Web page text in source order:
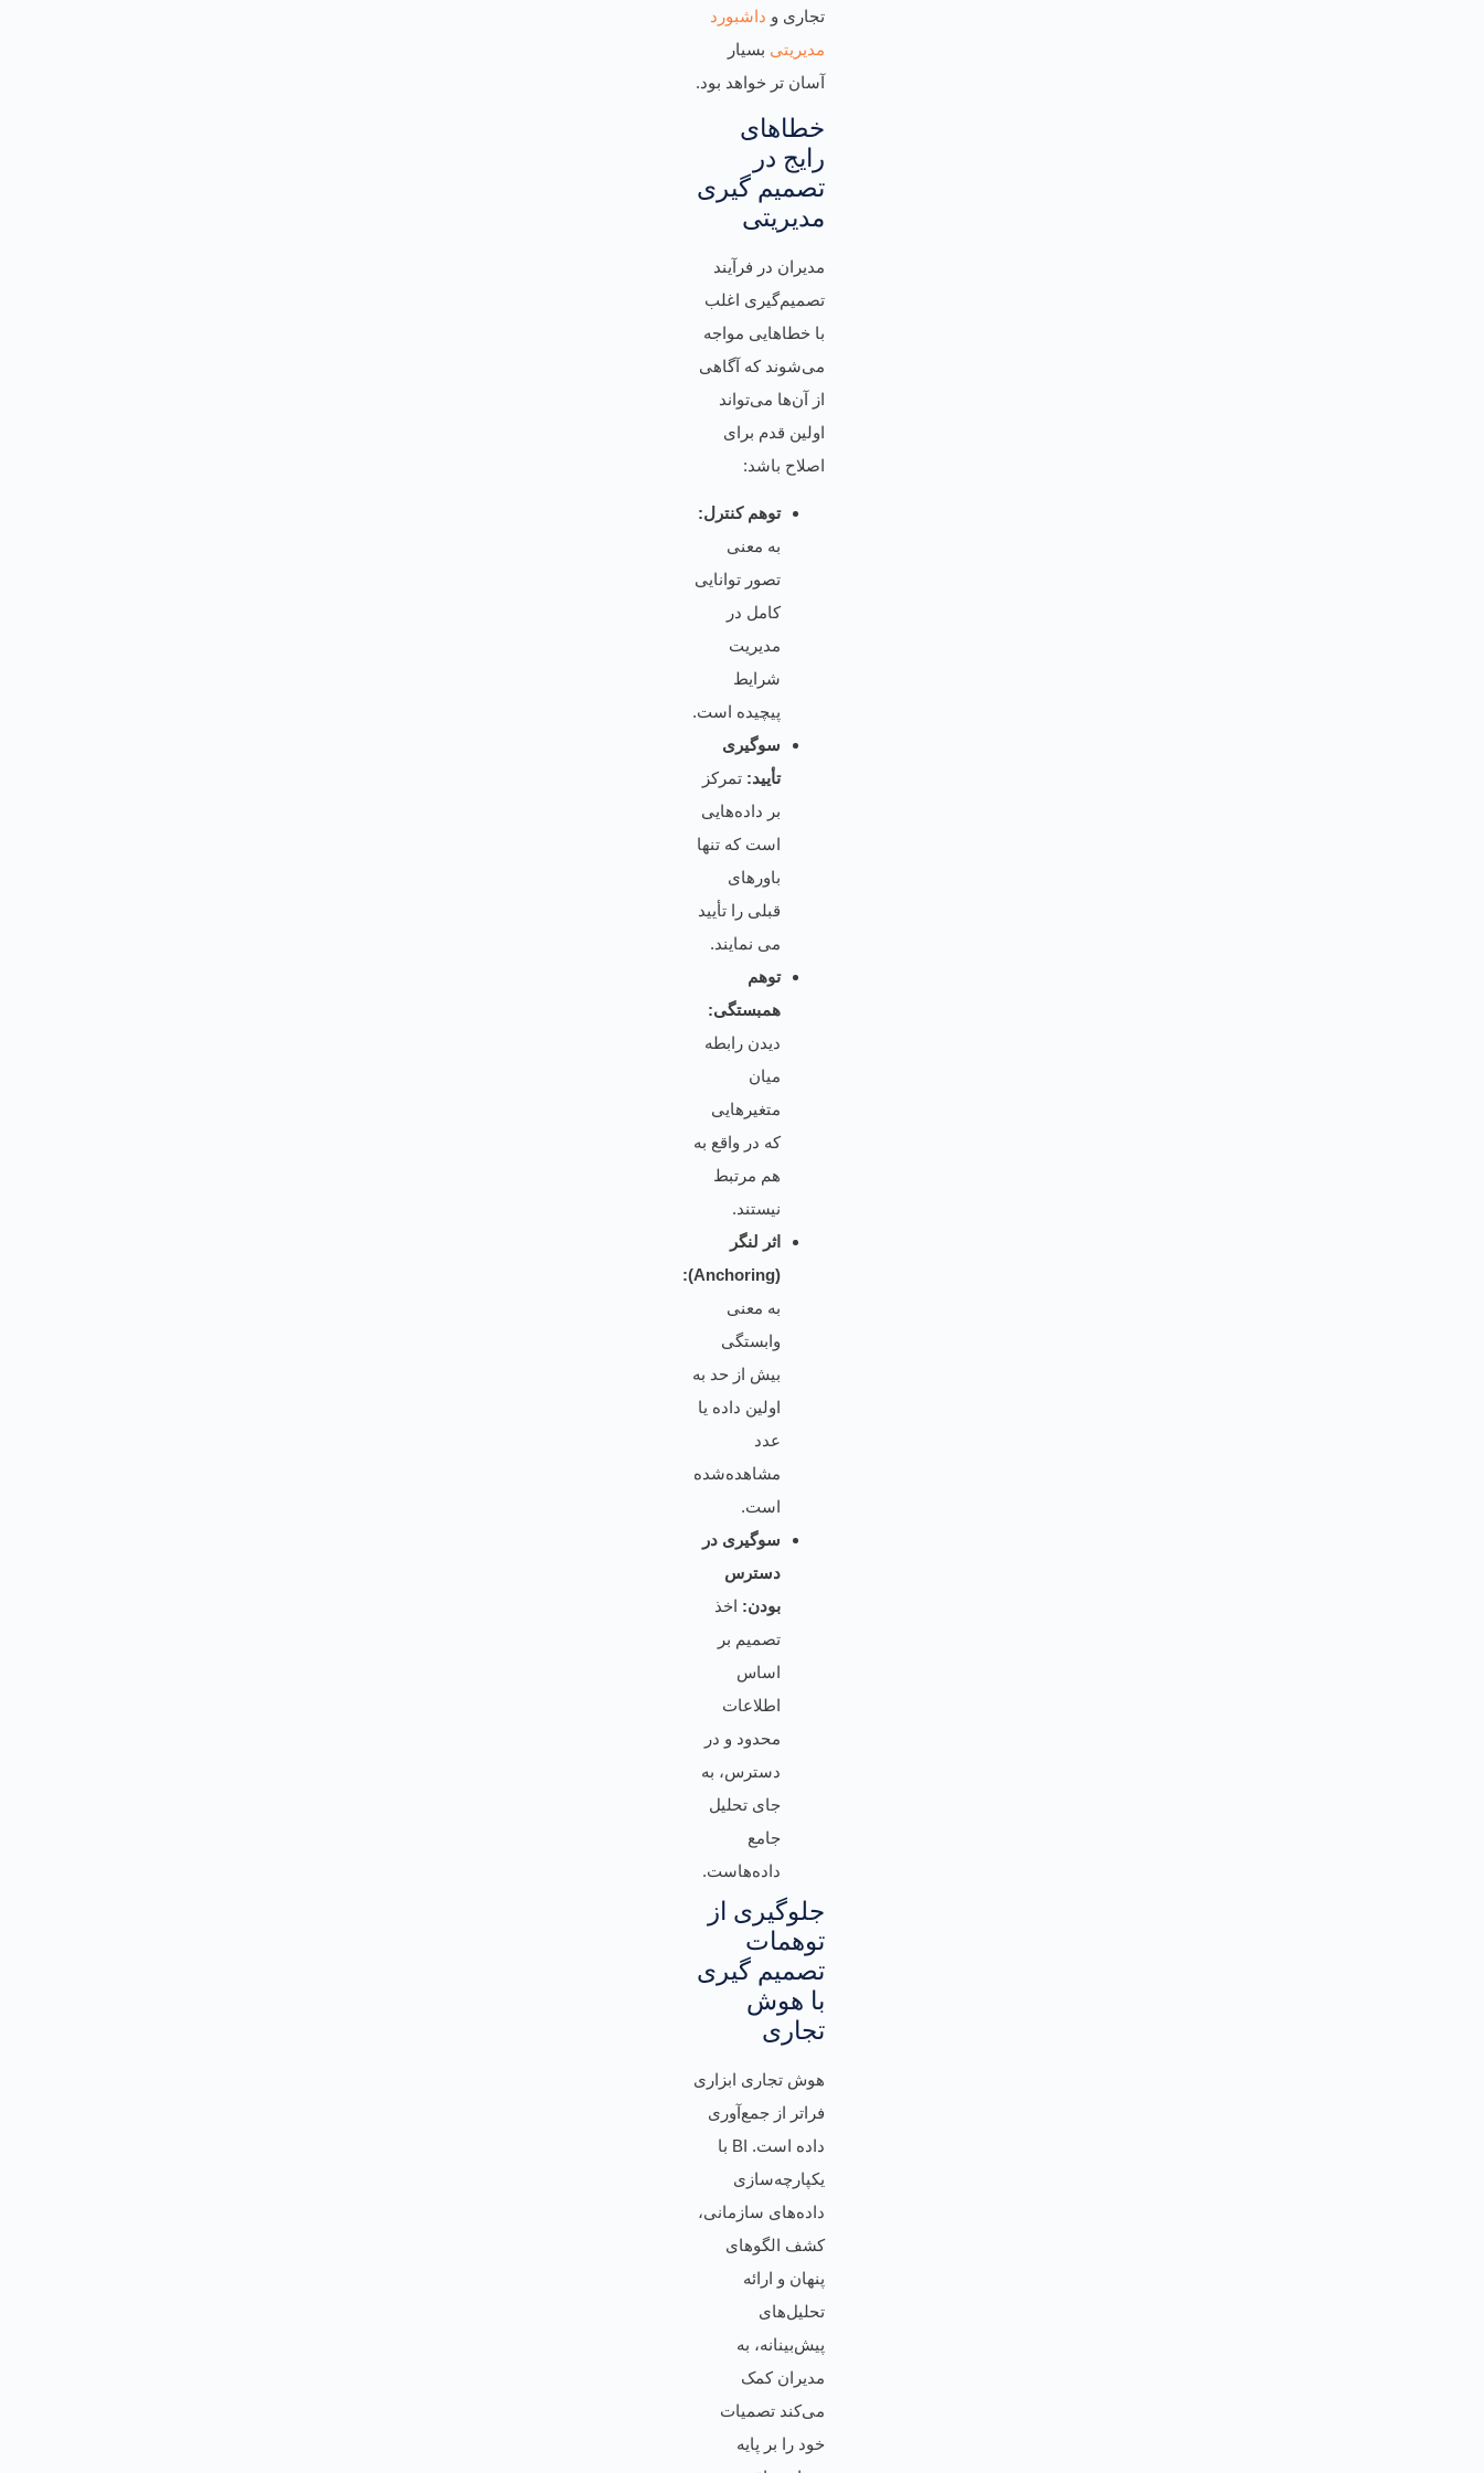
تجاری و داشبورد
مدیریتی بسیار
آسان تر خواهد بود.
خطاهای
رایج در
تصمیم گیری
مدیریتی
مدیران در فرآیند
تصمیم‌گیری اغلب
با خطاهایی مواجه
می‌شوند که آگاهی
از آن‌ها می‌تواند
اولین قدم برای
اصلاح باشد:
توهم کنترل:
به معنی
تصور توانایی
کامل در
مدیریت
شرایط
پیچیده است.
سوگیری
تأیید: تمرکز
بر داده‌هایی
است که تنها
باورهای
قبلی را تأیید
می نمایند.
توهم
همبستگی:
دیدن رابطه
میان
متغیرهایی
که در واقع به
هم مرتبط
نیستند.
اثر لنگر
(Anchoring):
به معنی
وابستگی
بیش از حد به
اولین داده یا
عدد
مشاهده‌شده
است.
سوگیری در
دسترس
بودن: اخذ
تصمیم‌ بر
اساس
اطلاعات
محدود و در
دسترس، به
جای تحلیل
جامع
داده‌هاست.
جلوگیری از
توهمات
تصمیم گیری
با هوش
تجاری
هوش تجاری ابزاری
فراتر از جمع‌آوری
داده است. BI با
یکپارچه‌سازی
داده‌های سازمانی،
کشف الگوهای
پنهان و ارائه
تحلیل‌های
پیش‌بینانه، به
مدیران کمک
می‌کند تصمیات
خود را بر پایه